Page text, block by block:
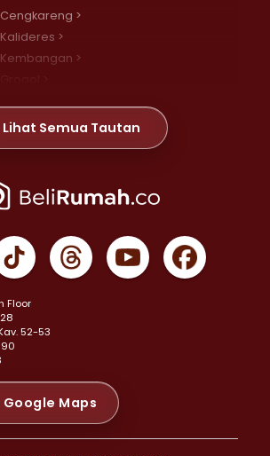
>
>
>
>
>
di Jakarta Pusat >
>
Baru >
>
>
Abang >
>
>
Baru >
Hilir >
Lihat Semua Tautan
Floor
52-53
Maps